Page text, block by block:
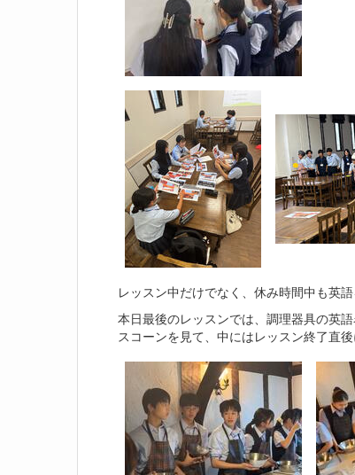
レッスン中だけでなく、休み時間中も英
本日最後のレッスンでは、調理器具の英
スコーンを見て、中にはレッスン終了直